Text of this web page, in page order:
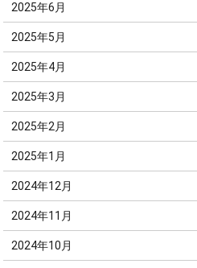
2025年6月
2025年5月
2025年4月
2025年3月
2025年2月
2025年1月
2024年12月
2024年11月
2024年10月